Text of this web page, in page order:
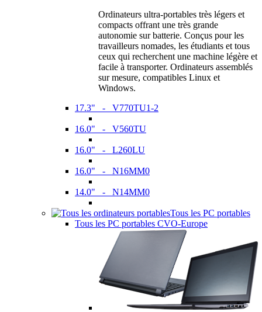
Ordinateurs ultra-portables très légers et
compacts offrant une très grande
autonomie sur batterie. Conçus pour les
travailleurs nomades, les étudiants et tous
ceux qui recherchent une machine légère et
facile à transporter. Ordinateurs assemblés
sur mesure, compatibles Linux et
Windows.
17.3" - V770TU1-2
16.0" - V560TU
16.0" - L260LU
16.0" - N16MM0
14.0" - N14MM0
Tous les PC portables
Tous les PC portables CVO-Europe